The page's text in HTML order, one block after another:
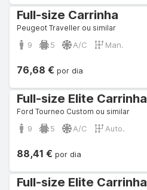
Full-size Carrinha
Peugeot Traveller ou similar
9 5 A/C Man.
76,68 € por dia
Full-size Elite Carrinha
Ford Tourneo Custom ou similar
9 5 A/C Auto.
88,41 € por dia
Full-size Elite Carrinha